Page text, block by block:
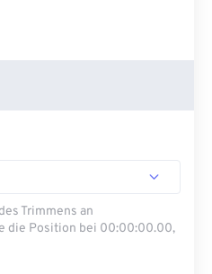
Trimmens an
die Position bei 00:00:00.00,